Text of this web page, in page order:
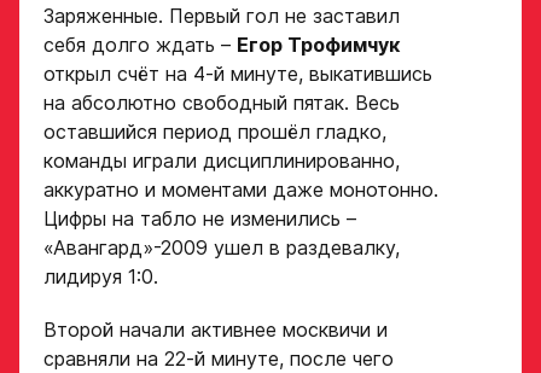
Заряженные. Первый гол не заставил
себя долго ждать – Егор Трофимчук
открыл счёт на 4-й минуте, выкатившись
на абсолютно свободный пятак. Весь
оставшийся период прошёл гладко,
команды играли дисциплинированно,
аккуратно и моментами даже монотонно.
Цифры на табло не изменились –
«Авангард»-2009 ушел в раздевалку,
лидируя 1:0.
Второй начали активнее москвичи и
сравняли на 22-й минуте, после чего
Заявка